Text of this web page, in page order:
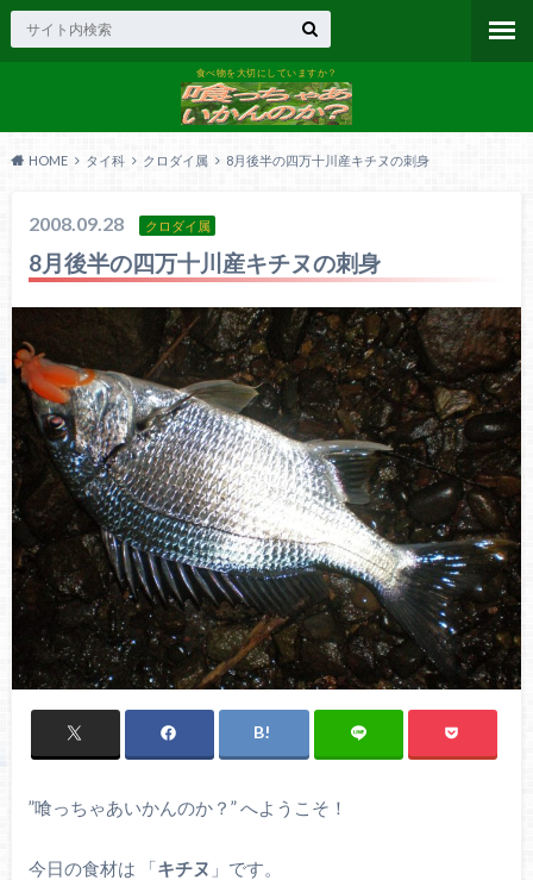
食べ物を大切にしていますか？
HOME タイ科 クロダイ属 8月後半の四万十川産キチヌの刺身
2008.09.28 クロダイ属
8月後半の四万十川産キチヌの刺身
”喰っちゃあいかんのか？” へようこそ！
今日の食材は 「キチヌ 」です。